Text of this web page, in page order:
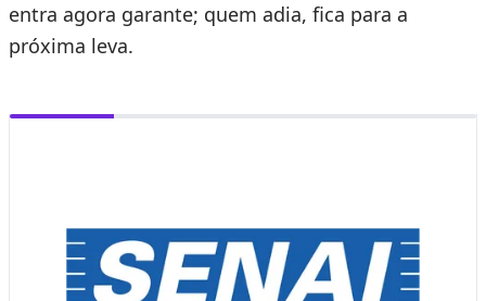
entra agora garante; quem adia, fica para a
próxima leva.